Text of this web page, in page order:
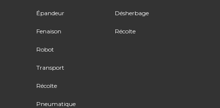
Épandeur
Fenaison
Robot
Transport
Récolte
Pneumatique
Désherbage
Récolte